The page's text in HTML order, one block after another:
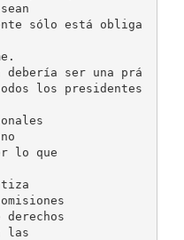
sólo está obliga
debería ser una prá
los presidentes
lo que
las